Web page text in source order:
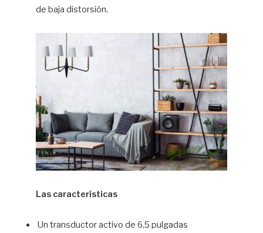
de baja distorsión.
Las características
Un transductor activo de 6,5 pulgadas